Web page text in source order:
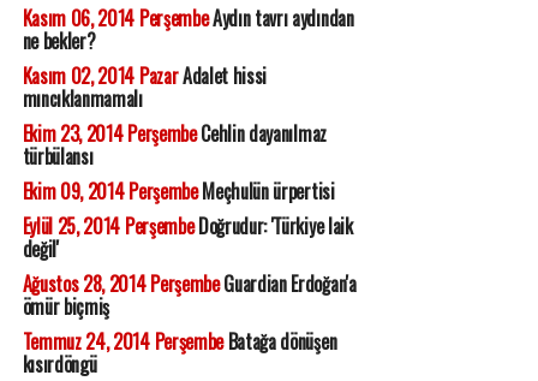
Kasım 06, 2014 PerşembeAydın tavrı aydından
ne bekler?
Kasım 02, 2014 PazarAdalet hissi
mıncıklanmamalı
Ekim 23, 2014 PerşembeCehlin dayanılmaz
türbülansı
Ekim 09, 2014 PerşembeMeçhulün ürpertisi
Eylül 25, 2014 PerşembeDoğrudur: 'Türkiye laik
değil'
Ağustos 28, 2014 PerşembeGuardian Erdoğan'a
ömür biçmiş
Temmuz 24, 2014 PerşembeBatağa dönüşen
kısırdöngü